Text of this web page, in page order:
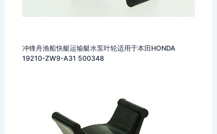
冲锋舟渔船快艇运输艇水泵叶轮适用于本田HONDA
19210-ZW9-A31 500348